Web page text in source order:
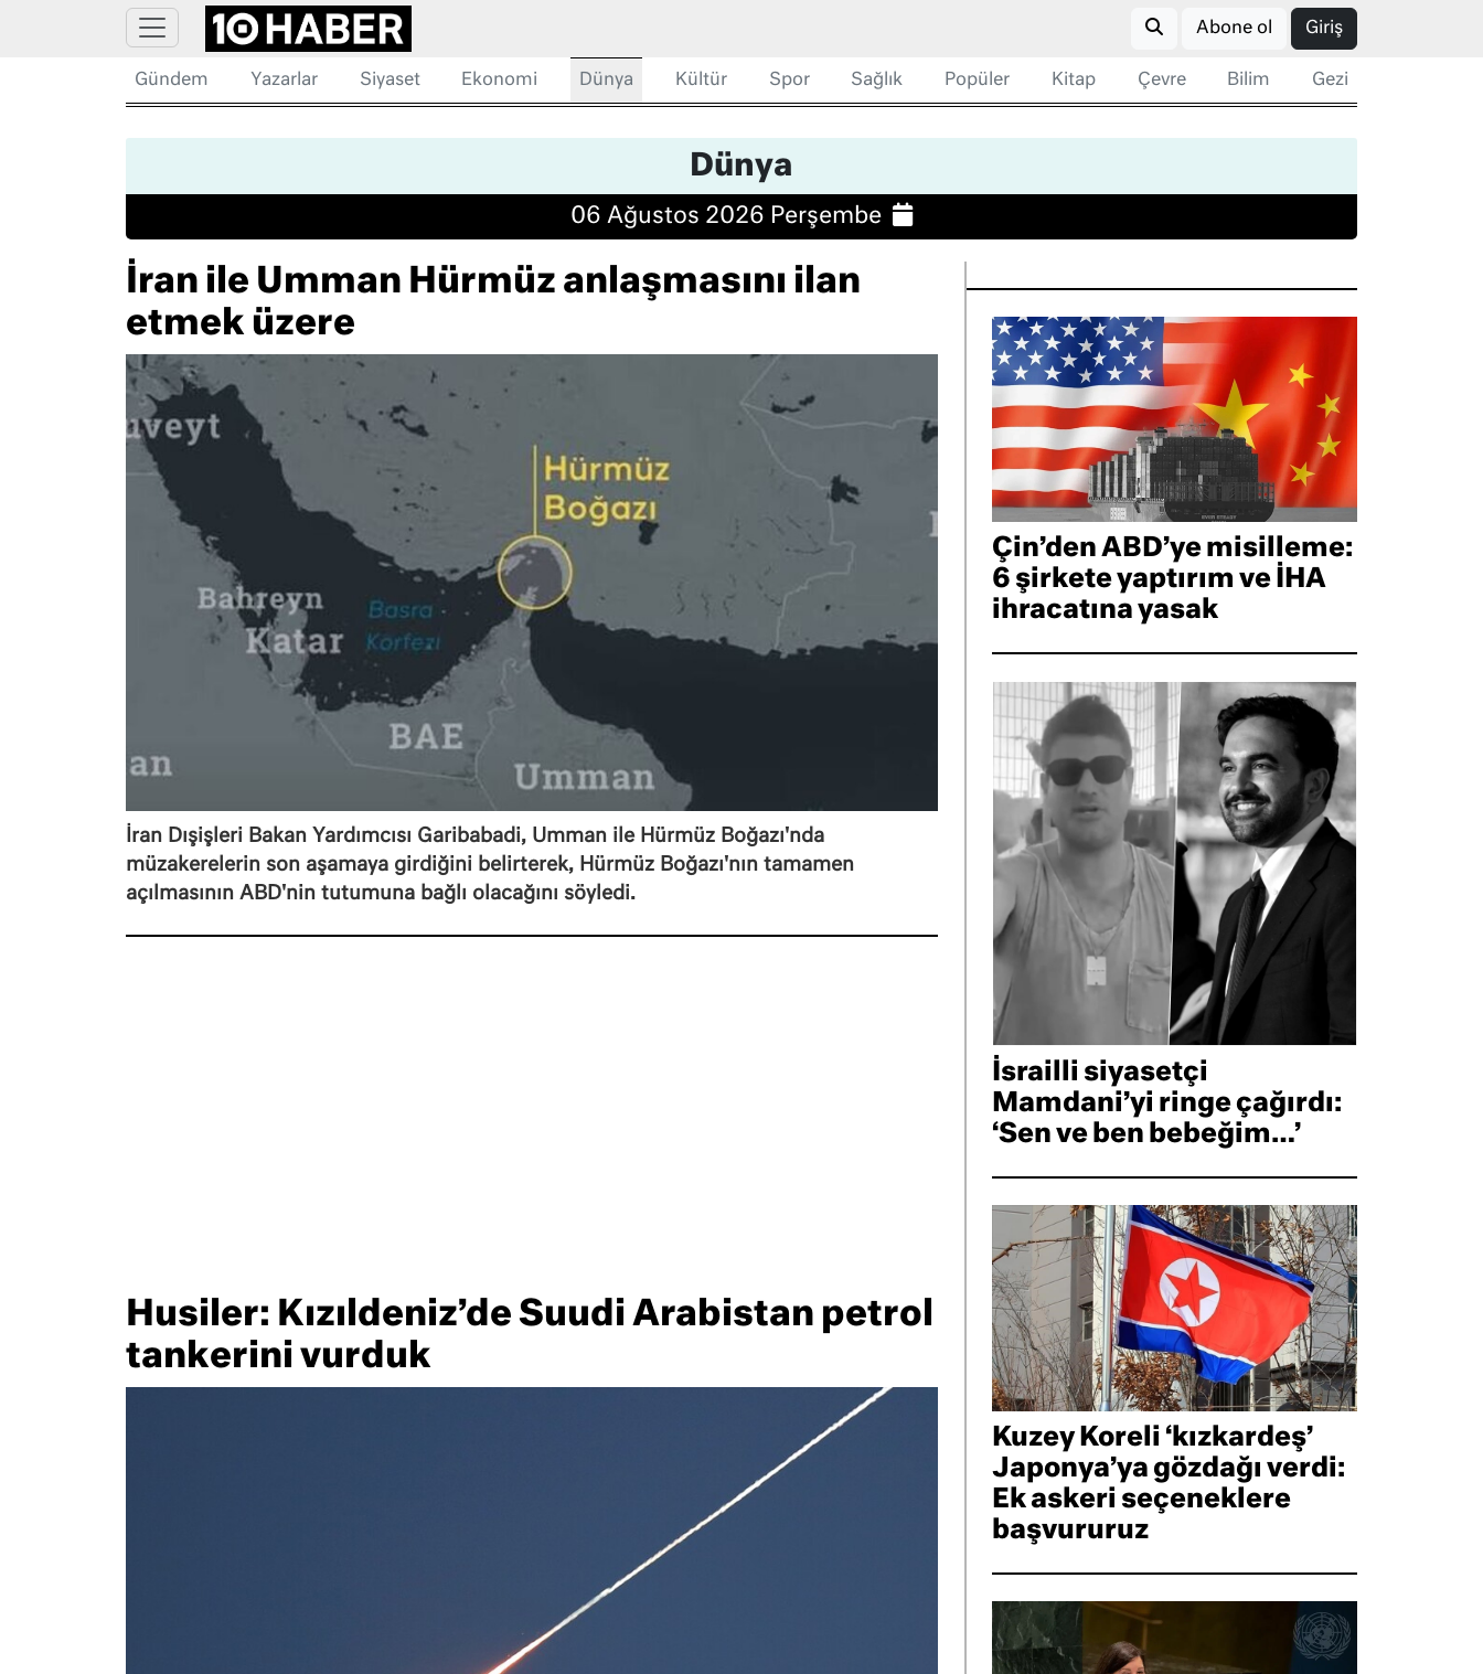
Abone ol Giriş
Gündem Yazarlar Siyaset Ekonomi Dünya Kültür Spor Sağlık Popüler Kitap Çevre Bilim Gezi
Dünya
06 Ağustos 2026 Perşembe
İran ile Umman Hürmüz anlaşmasını ilan
etmek üzere
İran Dışişleri Bakan Yardımcısı Garibabadi, Umman ile Hürmüz Boğazı'nda
müzakerelerin son aşamaya girdiğini belirterek, Hürmüz Boğazı'nın tamamen
açılmasının ABD'nin tutumuna bağlı olacağını söyledi.
Husiler: Kızıldeniz’de Suudi Arabistan petrol
tankerini vurduk
Çin’den ABD’ye misilleme:
6 şirkete yaptırım ve İHA
ihracatına yasak
İsrailli siyasetçi
Mamdani’yi ringe çağırdı:
‘Sen ve ben bebeğim…’
Kuzey Koreli ‘kızkardeş’
Japonya’ya gözdağı verdi:
Ek askeri seçeneklere
başvururuz